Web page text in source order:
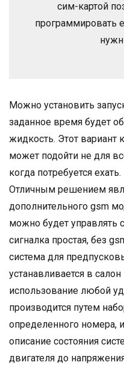
сим-картой
программировать
Можно установить
заданное время будет
жидкость. Этот вариант
может подойти не для
когда потребуется ехать.
Отличным решением
дополнительного gsm
можно будет управлять
сигналка простая, без
система для
устанавливается в
использование любой
производится путем
определенного номера,
описание состояния
двигателя до